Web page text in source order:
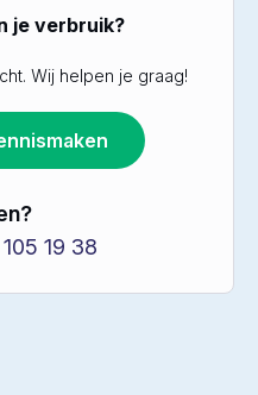
je verbruik?
Wij helpen je graag!
19 38